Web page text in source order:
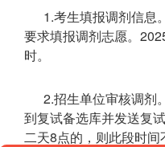
1.考生填报调剂信息
要求填报调剂志愿。
时。
2.招生单位审核调剂
到复试备选库并发送复
二天8点的，则此段时